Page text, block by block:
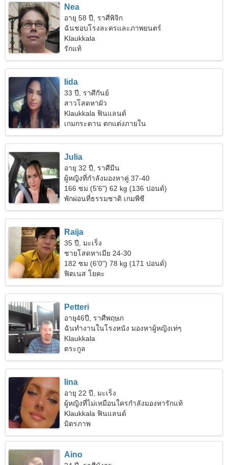
Nea
อายุ 58 ปี, ราศีพิจิก
ฉันชอบโรงละครและภาพยนตร์
Klaukkala
รักแท้
Iida
33 ปี, ราศีกันย์
สาวโสดหาผัว
Klaukkala ฟินแลนด์
เกมกระดาน ตกแต่งภายใน
Julia
อายุ 32 ปี, ราศีมีน
ผู้หญิงที่กำลังมองหาคู่ 37-40
166 ซม (5'6") 62 kg (136 ปอนด์)
พักผ่อนที่ธรรมชาติ เกมพีซี
Raija
35 ปี, มะเร็ง
ชายโสดหาเมีย 24-30
182 ซม (6'0") 78 kg (171 ปอนด์)
ฟิตเนส โยคะ
Petteri
อายุ46ปี, ราศีพฤษภ
ฉันทำงานในโรงหนัง มองหาผู้หญิงเท่ๆ
Klaukkala
ตระกูล
Iina
อายุ 22 ปี, มะเร็ง
ผู้หญิงที่ไม่เหมือนใครกำลังมองหารักแท้
Klaukkala ฟินแลนด์
มิตรภาพ
Aino